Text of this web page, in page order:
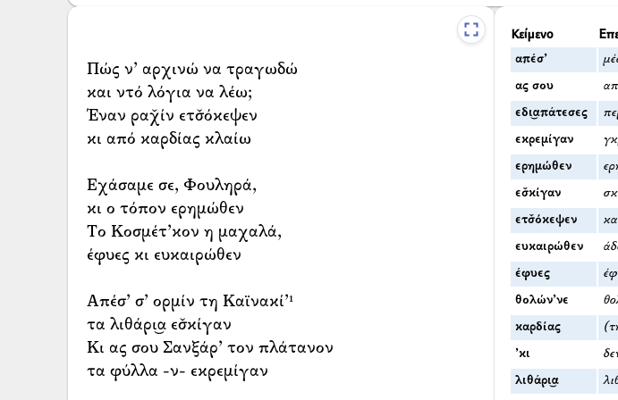
Πώς ν’ αρχινώ να τραγωδώ
και ντό λόγια να λέω;
Έναν ραχ̌ίν ετσ̌όκεψεν
κι από καρδίας κλαίω
Εχάσαμε σε, Φουληρά,
κι ο τόπον ερημώθεν
Το Κοσμέτ’κον η μαχαλά,
έφυες κι ευκαιρώθεν
Απέσ’ σ’ ορμίν τη Καϊνακί’¹
τα λιθάρι͜α εσ̌κίγαν
Κι ας σου Σανξάρ’ τον πλάτανον
τα φύλλα -ν- εκρεμίγαν
Κείμενο
απέσ’
ας σου
εδι͜απάτεσες
εκρεμίγαν
ερημώθεν
εσ̌κίγαν
ετσ̌όκεψεν
ευκαιρώθεν
έφυες
θολών’νε
καρδίας
’κι
λιθάρι͜α